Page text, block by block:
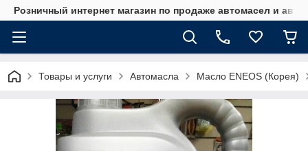
Розничный интернет магазин по продаже автомасел и
Товары и услуги Автомасла Масло ENEOS (Корея)